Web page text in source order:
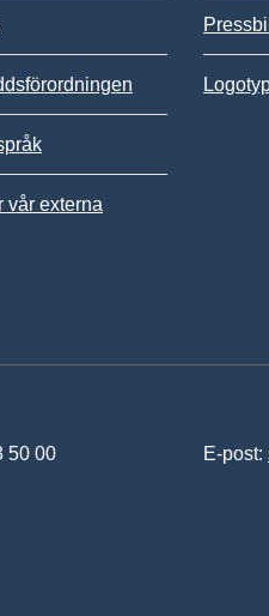
vår externa
50 00 E-post: